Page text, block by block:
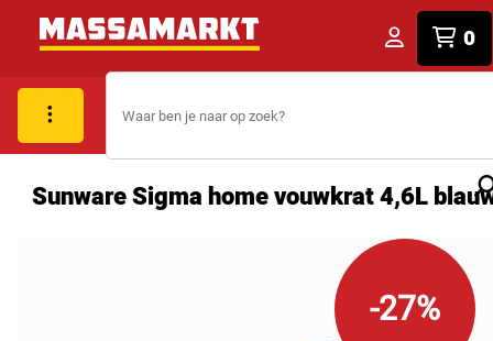
0
Sunware Sigma home vouwkrat 4,6L
-27%